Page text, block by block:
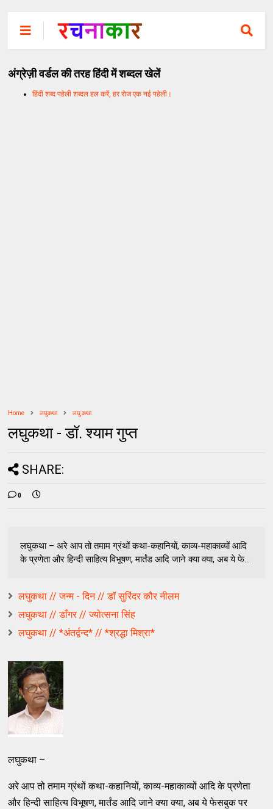
अंग्रेज़ी वर्डल की तरह हिंदी में शब्दल खेलें
हिंदी शब्द पहेली शब्दल हल करें, हर रोज एक नई पहेली।
Home लघुकथा लघु कथा
लघुकथा - डॉ. श्याम गुप्त
SHARE:
0
लघुकथा – अरे आप तो तमाम ग्रंथों कथा-कहानियों, काव्य-महाकाव्यों आदि
के प्रणेता और हिन्दी साहित्य विभूषण, मार्तंड आदि जाने क्या क्या, अब ये फे...
लघुकथा // जन्म - दिन // डॉ सुरिंदर कौर नीलम
लघुकथा // डाँगर // ज्योत्सना सिंह
लघुकथा // *अंतर्द्वन्द* // *श्रद्धा मिश्रा*
लघुकथा –
अरे आप तो तमाम ग्रंथों कथा-कहानियों, काव्य-महाकाव्यों आदि के प्रणेता
और हिन्दी साहित्य विभूषण, मार्तंड आदि जाने क्या क्या, अब ये फेसबुक पर